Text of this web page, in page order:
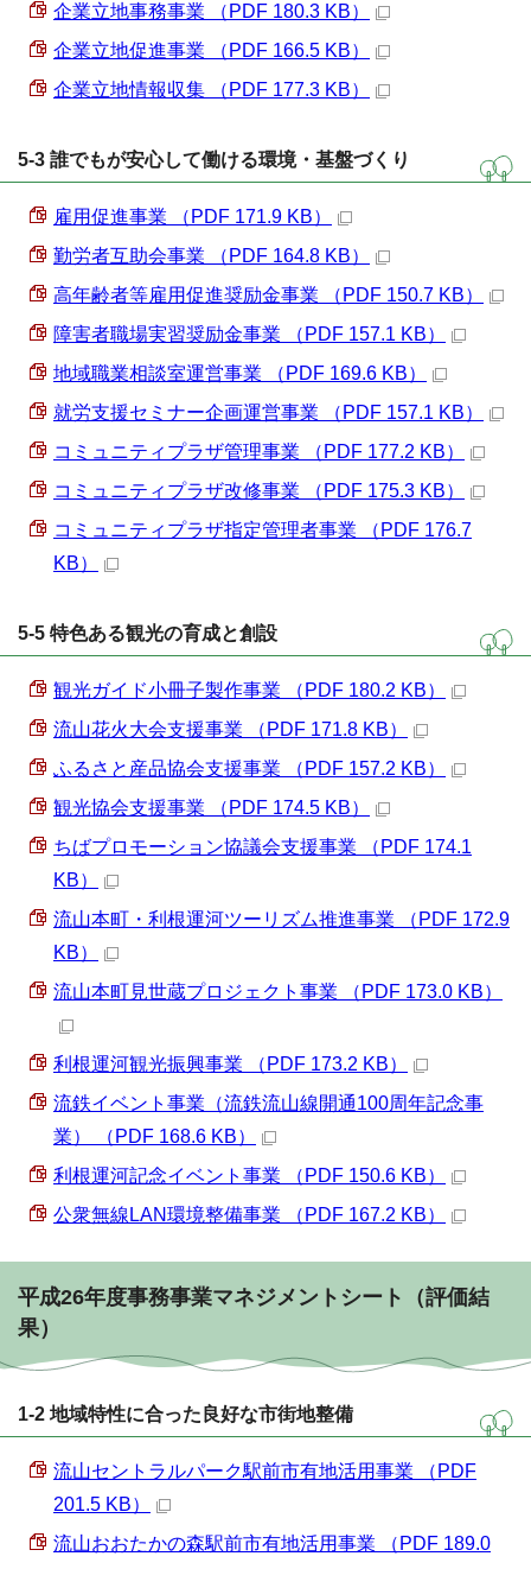
企業立地事務事業 （PDF 180.3 KB）
企業立地促進事業 （PDF 166.5 KB）
企業立地情報収集 （PDF 177.3 KB）
5-3 誰でもが安心して働ける環境・基盤づくり
雇用促進事業 （PDF 171.9 KB）
勤労者互助会事業 （PDF 164.8 KB）
高年齢者等雇用促進奨励金事業 （PDF 150.7 KB）
障害者職場実習奨励金事業 （PDF 157.1 KB）
地域職業相談室運営事業 （PDF 169.6 KB）
就労支援セミナー企画運営事業 （PDF 157.1 KB）
コミュニティプラザ管理事業 （PDF 177.2 KB）
コミュニティプラザ改修事業 （PDF 175.3 KB）
コミュニティプラザ指定管理者事業 （PDF 176.7
KB）
5-5 特色ある観光の育成と創設
観光ガイド小冊子製作事業 （PDF 180.2 KB）
流山花火大会支援事業 （PDF 171.8 KB）
ふるさと産品協会支援事業 （PDF 157.2 KB）
観光協会支援事業 （PDF 174.5 KB）
ちばプロモーション協議会支援事業 （PDF 174.1
KB）
流山本町・利根運河ツーリズム推進事業 （PDF 172.9
KB）
流山本町見世蔵プロジェクト事業 （PDF 173.0 KB）
利根運河観光振興事業 （PDF 173.2 KB）
流鉄イベント事業（流鉄流山線開通100周年記念事
業） （PDF 168.6 KB）
利根運河記念イベント事業 （PDF 150.6 KB）
公衆無線LAN環境整備事業 （PDF 167.2 KB）
平成26年度事務事業マネジメントシート（評価結
果）
1-2 地域特性に合った良好な市街地整備
流山セントラルパーク駅前市有地活用事業 （PDF
201.5 KB）
流山おおたかの森駅前市有地活用事業 （PDF 189.0